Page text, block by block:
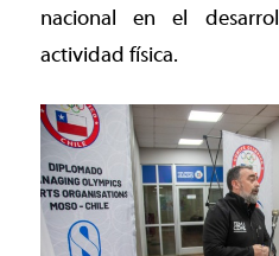
nacional en el
actividad física.